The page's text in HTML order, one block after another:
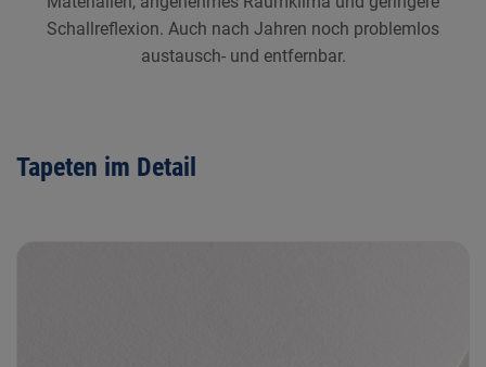
Schallreflexion. Auch nach Jahren noch problemlos
austausch- und entfernbar.
Tapeten im Detail